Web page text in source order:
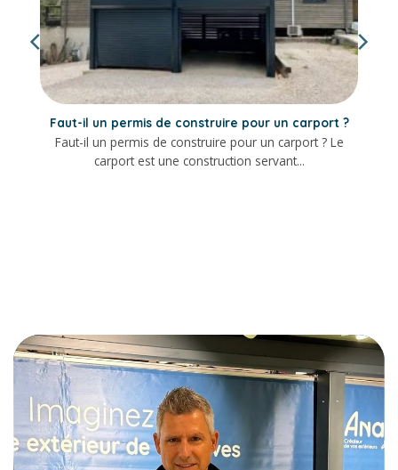
Faut-il un permis de construire pour un carport ?
Faut-il un permis de construire pour un carport ? Le
carport est une construction servant...